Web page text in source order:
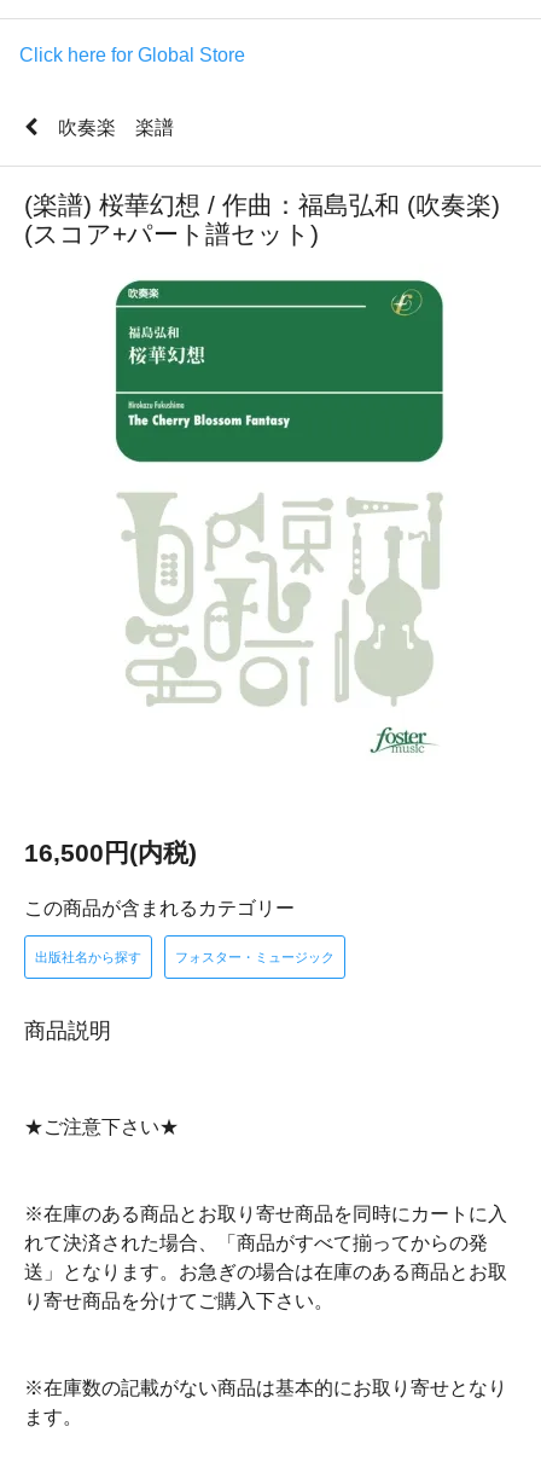
Click here for Global Store
吹奏楽 楽譜
(楽譜) 桜華幻想 / 作曲：福島弘和 (吹奏楽)
(スコア+パート譜セット)
16,500円(内税)
この商品が含まれるカテゴリー
出版社名から探す フォスター・ミュージック
商品説明
★ご注意下さい★
※在庫のある商品とお取り寄せ商品を同時にカートに入
れて決済された場合、「商品がすべて揃ってからの発
送」となります。お急ぎの場合は在庫のある商品とお取
り寄せ商品を分けてご購入下さい。
※在庫数の記載がない商品は基本的にお取り寄せとなり
ます。